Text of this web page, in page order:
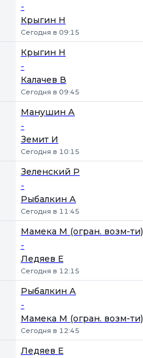
-
Крыгин Н
Сегодня в 09:15
Крыгин Н
-
Калачев В
Сегодня в 09:45
Манушин А
-
Земит И
Сегодня в 10:15
Зеленский Р
-
Рыбалкин А
Сегодня в 11:45
Мамека М (огран. возм-ти)
-
Ледяев Е
Сегодня в 12:15
Рыбалкин А
-
Мамека М (огран. возм-ти)
Сегодня в 12:45
Ледяев Е